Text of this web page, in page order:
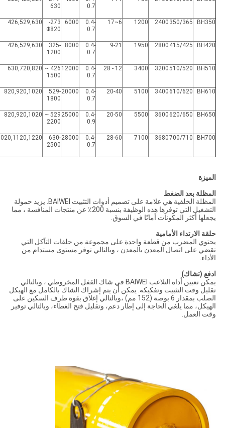
0.7
630
BH350
350/365
2400
1200
6~17
0.4-
0.7
6000
273-
Φ820
426,529,630
BH420
415/425
2800
1950
9-21
0.4-
0.7
8000
325-
1200
426,529,630
BH510
510/520
3200
3400
12 - 28
0.4-
0.7
12000
426 ~
1500
630,720,820
BH610
610/620
3400
5100
20-40
0.4-
0.7
20000
529-
1800
820,920,1020
BH650
620/650
3600
5500
20-50
0.4-
0.9
25000
529 ~
2200
820,920,1020
BH700
700/710
3680
7100
28-60
0.4-
0.7
28000
630-
2500
الميزة
المظلة بعد الضغط
المظلة الخلفية هي علامة على تصميم أدوات التثبيت BAIWEI. يزيد حمولة
التشغيل التي توفرها هذه الوظيفة بنسبة 200٪ عن منتجات المنافسة ، مما
يجعلها أكثر المكونات أمانًا في السوق.
حلقة الارتداء الأمامية
يحتوي المضرب من قطعة واحدة على مجموعة من حلقات التآكل التي
تقضي على اتصال المعدن بالمعدن ، وبالتالي توفر مستوى مستدام من
الأداء.
ادفع (تشاك)
يمكن تعيين أداة التلاعب BAIWEI في شاك القفل المخروطي ، وبالتالي
تقليل وقت التثبيت وتفكيكه. يمكن أن يتم إشراك الشاك بالكامل مع الهيكل
الصلب بمقدار 6 بوصة (152 مم) ،وبالتالي إغلاق بقوة طرف السكين على
الهيكل، مما يلغي الحاجة إلى إطار دعم، وتقليل فتح الغطاء، وبالتالي توفير
وقت العمل.